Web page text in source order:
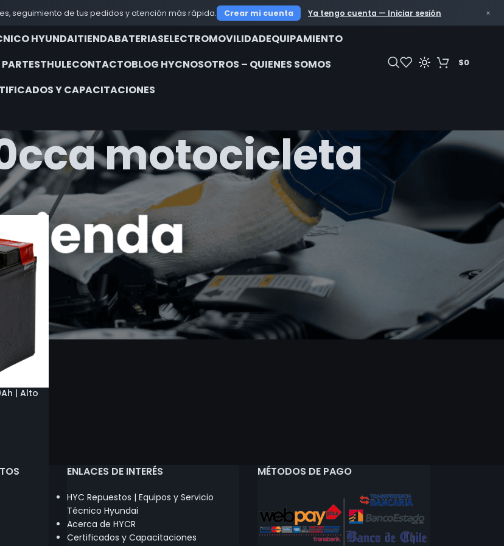
seguimiento de tus pedidos y atención más rápida. Crear mi cuenta Ya tengo cuenta — Iniciar sesión ×
OFERTAS
HYUNDAITIENDABATERIASELECTROMOVILIDADEQUIPAMIENTO
THULECONTACTOBLOG HYCNOSOTROS – QUIENES SOMOS
Y CAPACITACIONES
$0
motocicleta
“batería 180cca motocicleta” Show 9
| Alto
ENLACES DE INTERÉS
HYC Repuestos | Equipos y Servicio
Técnico Hyundai
Acerca de HYCR
Certificados y Capacitaciones
MÉTODOS DE PAGO